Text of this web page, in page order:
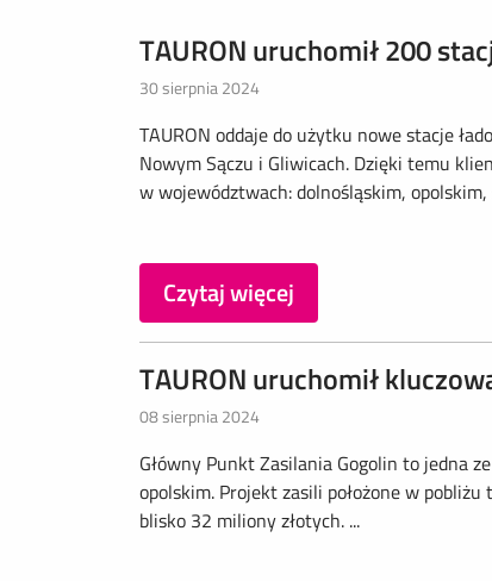
TAURON uruchomił 200
30 sierpnia 2024
TAURON oddaje do użytku nowe stacje
Nowym Sączu i Gliwicach. Dzięki temu
w województwach: dolnośląskim,
Czytaj więcej
TAURON uruchomił
08 sierpnia 2024
Główny Punkt Zasilania Gogolin to jedna
opolskim. Projekt zasili położone w
blisko 32 miliony złotych. ...